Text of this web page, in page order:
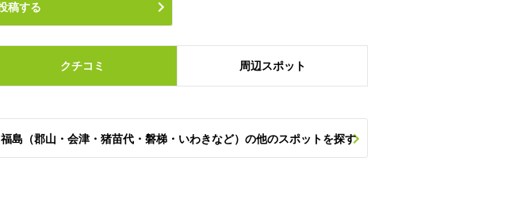
稿する
クチコミ 周辺スポット
福島（郡山・会津・猪苗代・磐梯・いわきなど）の他のスポットを探す